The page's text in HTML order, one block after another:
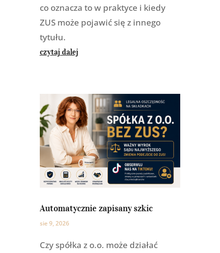
co oznacza to w praktyce i kiedy
ZUS może pojawić się z innego
tytułu.
czytaj dalej
Automatycznie zapisany szkic
sie 9, 2026
Czy spółka z o.o. może działać